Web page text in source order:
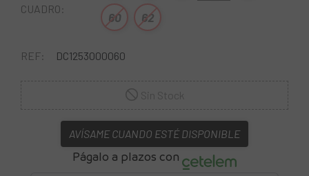
CUADRO:
60 62
REF: DC1253000060
AVÍSAME CUANDO ESTÉ DISPONIBLE
Págalo a plazos con